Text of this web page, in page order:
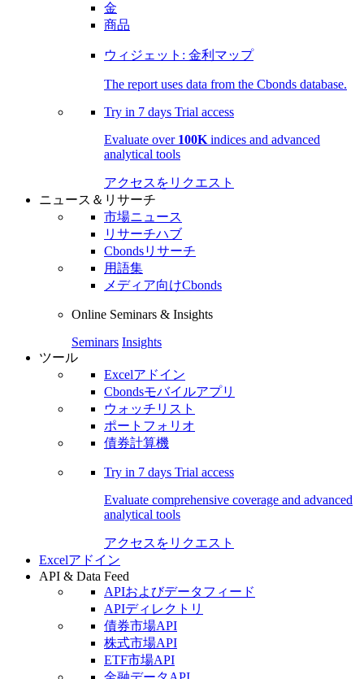
金
商品
ウィジェット: 金利マップ
The report uses data from the Cbonds database.
Try in 7 days Trial access
Evaluate over 100K indices and advanced
analytical tools
アクセスをリクエスト
ニュース＆リサーチ
市場ニュース
リサーチハブ
Cbondsリサーチ
用語集
メディア向けCbonds
Online Seminars & Insights
Seminars Insights
ツール
Excelアドイン
Cbondsモバイルアプリ
ウォッチリスト
ポートフォリオ
債券計算機
Try in 7 days Trial access
Evaluate comprehensive coverage and advanced
analytical tools
アクセスをリクエスト
Excelアドイン
API & Data Feed
APIおよびデータフィード
APIディレクトリ
債券市場API
株式市場API
ETF市場API